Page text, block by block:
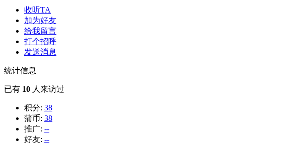
收听TA
加为好友
给我留言
打个招呼
发送消息
统计信息
已有 10 人来访过
积分: 38
蒲币: 38
推广: --
好友: --